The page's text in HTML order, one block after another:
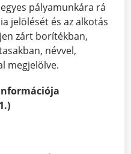
pályamunkára rá
jelölését és az alkotás
zárt borítékban,
névvel,
megjelölve.